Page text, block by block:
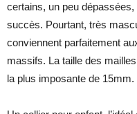
certains, un peu
succès. Pourtant, très
conviennent parfaitement
massifs. La taille des
la plus imposante de 15mm.